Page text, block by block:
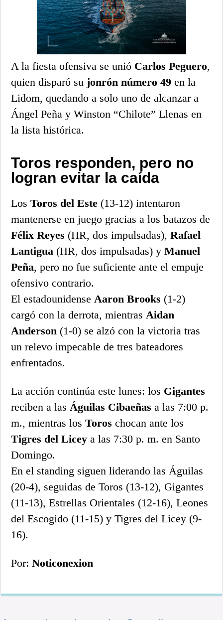
A la fiesta ofensiva se unió Carlos Peguero,
quien disparó su jonrón número 49 en la
Lidom, quedando a solo uno de alcanzar a
Ángel Peña y Winston “Chilote” Llenas en
la lista histórica.
Toros responden, pero no
logran evitar la caída
LosToros del Este (13-12) intentaron
mantenerse en juego gracias a los batazos de
Félix Reyes (HR, dos impulsadas),Rafael
Lantigua (HR, dos impulsadas) yManuel
Peña, pero no fue suficiente ante el empuje
ofensivo contrario.
El estadounidense Aaron Brooks (1-2)
cargó con la derrota, mientras Aidan
Anderson (1-0) se alzó con la victoria tras
un relevo impecable de tres bateadores
enfrentados.
La acción continúa este lunes: los Gigantes
reciben a las Águilas Cibaeñas a las 7:00 p.
m., mientras losToros chocan ante los
Tigres del Licey a las 7:30 p. m. en Santo
Domingo.
En el standing siguen liderando las Águilas
(20-4), seguidas de Toros (13-12), Gigantes
(11-13), Estrellas Orientales (12-16), Leones
del Escogido (11-15) y Tigres del Licey (9-
16).
Por:Noticonexion